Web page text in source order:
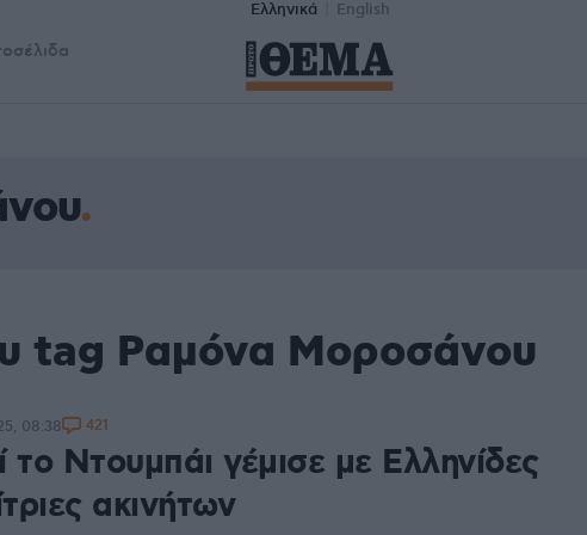
Ελληνικά English
tag Ραμόνα Μοροσάνου
το Ντουμπάι γέμισε με Ελληνίδες
ακινήτων
08:38 421